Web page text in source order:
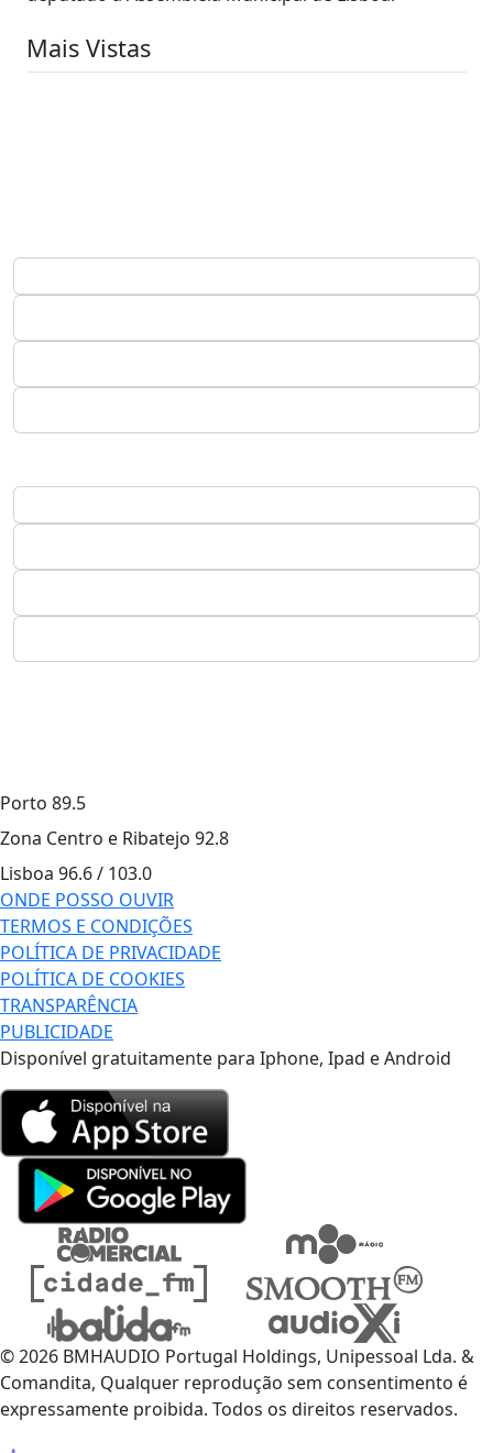
Mais Vistas
Porto 89.5
Zona Centro e Ribatejo 92.8
Lisboa 96.6 / 103.0
ONDE POSSO OUVIR
TERMOS E CONDIÇÕES
POLÍTICA DE PRIVACIDADE
POLÍTICA DE COOKIES
TRANSPARÊNCIA
PUBLICIDADE
Disponível gratuitamente para Iphone, Ipad e Android
© 2026 BMHAUDIO Portugal Holdings, Unipessoal Lda. &
Comandita, Qualquer reprodução sem consentimento é
expressamente proibida. Todos os direitos reservados.